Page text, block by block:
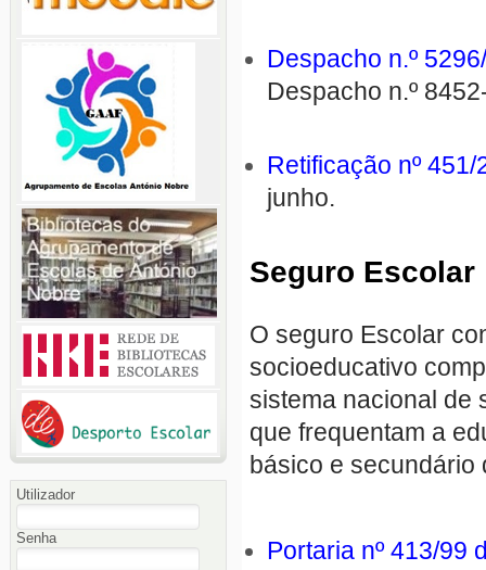
Utilizador
Senha
Despacho n.º
Despacho n.º
Retificação nº 451/
junho.
Seguro Escolar
O seguro Escolar
socioeducativo
sistema nacional de
que frequentam a
básico e secundário
Portaria nº 413/99